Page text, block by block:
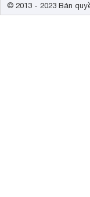
© 2013 - 2023 Bản